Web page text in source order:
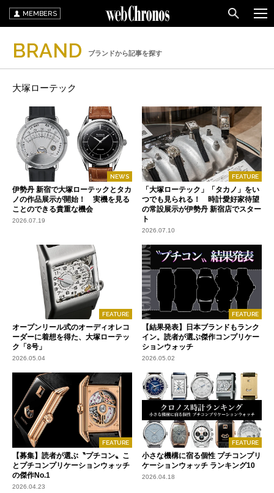
MEMBERS
BRAND ブランドから記事を探す
大塚ローテック
NEWS
伊勢丹 新宿で大塚ローテックとタカ
ノの作品展示が開始！ 実機を見る
ことのできる貴重な機会
2026.07.19
FEATURE
「大塚ローテック」「タカノ」をい
つでも見られる！ 時計愛好家待望
の常設展示が伊勢丹 新宿店でスター
ト
2026.07.10
FEATURE
オープンリール式のオーディオレコ
ーダーに着想を得た、大塚ローテッ
ク「8号」
2026.05.04
FEATURE
【結果発表】日本ブランドもランク
イン。読者が選ぶ傑作コンプリケー
ションウォッチ
2026.05.02
FEATURE
【募集】読者が選ぶ〝プチコン〟こ
とプチコンプリケーションウォッチ
の傑作No.1
2026.04.23
FEATURE
小さな機構に宿る個性 プチコンプリ
ケーションウォッチ ランキング10
2026.04.18